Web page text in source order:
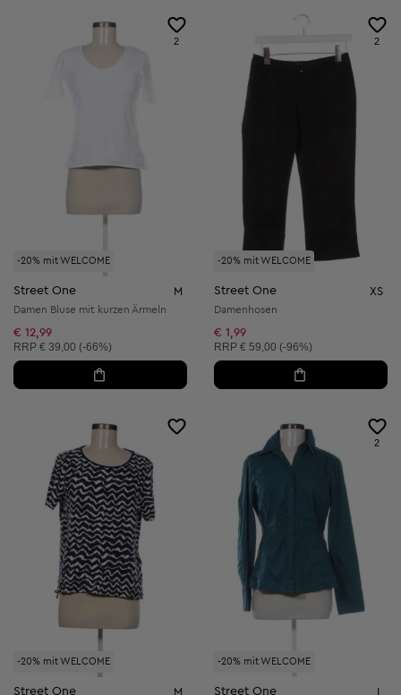
-20% mit WELCOME
2
Street One M
Damen Bluse mit kurzen Ärmeln
€ 12,99
Unverbindliche Preisempfehlung:
RRP € 39,00 (-66%)
-20% mit WELCOME
2
Street One XS
Damenhosen
€ 1,99
Unverbindliche Preisempfehlung:
RRP € 59,00 (-96%)
-20% mit WELCOME
Street One M
-20% mit WELCOME
2
Street One L